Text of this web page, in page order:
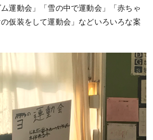
運動会」「雪の中で運動会」「赤ちゃ
仮装をして運動会」などいろいろな案